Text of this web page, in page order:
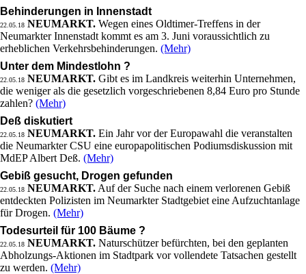
Behinderungen in Innenstadt
22.05.18 NEUMARKT. Wegen eines Oldtimer-Treffens in der
Neumarkter Innenstadt kommt es am 3. Juni voraussichtlich zu
erheblichen Verkehrsbehinderungen. (Mehr)
Unter dem Mindestlohn ?
22.05.18 NEUMARKT. Gibt es im Landkreis weiterhin Unternehmen,
die weniger als die gesetzlich vorgeschriebenen 8,84 Euro pro Stunde
zahlen? (Mehr)
Deß diskutiert
22.05.18 NEUMARKT. Ein Jahr vor der Europawahl die veranstalten
die Neumarkter CSU eine europapolitischen Podiumsdiskussion mit
MdEP Albert Deß. (Mehr)
Gebiß gesucht, Drogen gefunden
22.05.18 NEUMARKT. Auf der Suche nach einem verlorenen Gebiß
entdeckten Polizisten im Neumarkter Stadtgebiet eine Aufzuchtanlage
für Drogen. (Mehr)
Todesurteil für 100 Bäume ?
22.05.18 NEUMARKT. Naturschützer befürchten, bei den geplanten
Abholzungs-Aktionen im Stadtpark vor vollendete Tatsachen gestellt
zu werden. (Mehr)